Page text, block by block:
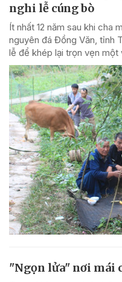
nghi lễ cúng bò
Ít nhất 12 năm sau khi cha
nguyên đá Đồng Văn, tỉnh
lễ để khép lại trọn vẹn một
"Ngọn lửa" nơi mái